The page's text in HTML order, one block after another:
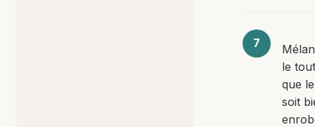
le
que
soit